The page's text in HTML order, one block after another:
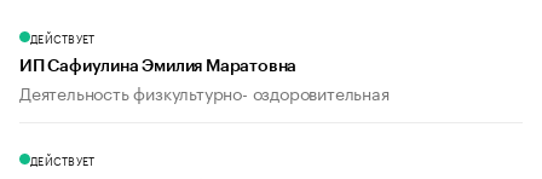
ДЕЙСТВУЕТ
ИП Сафиулина Эмилия Маратовна
Деятельность физкультурно- оздоровительная
ДЕЙСТВУЕТ